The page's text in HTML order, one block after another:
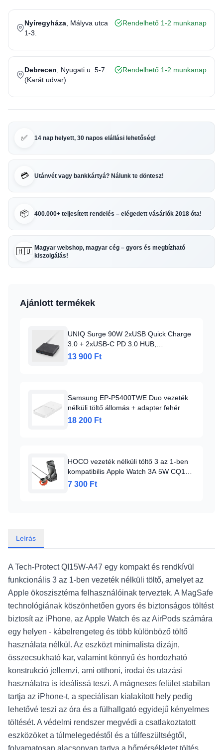
Nyíregyháza , Mályva utca
1-3.
Rendelhető 1-2 munkanap
Debrecen , Nyugati u. 5-7.
(Karát udvar)
Rendelhető 1-2 munkanap
✅ 14 nap helyett, 30 napos elállási lehetőség!
💳 Utánvét vagy bankkártyá? Nálunk te döntesz!
📦 400.000+ teljesített rendelés – elégedett vásárlók 2018 óta!
🇭🇺 Magyar webshop, magyar cég – gyors és megbízható
kiszolgálás!
Ajánlott termékek
UNIQ Surge 90W 2xUSB Quick Charge
3.0 + 2xUSB-C PD 3.0 HUB,
töltőállomás szénfekete
13 900 Ft
Samsung EP-P5400TWE Duo vezeték
nélküli töltő állomás + adapter fehér
18 200 Ft
HOCO vezeték nélküli töltő 3 az 1-ben
kompatibilis Apple Watch 3A 5W CQ16A
fekete
7 300 Ft
Leírás
A Tech-Protect QI15W-A47 egy kompakt és rendkívül
funkcionális 3 az 1-ben vezeték nélküli töltő, amelyet az
Apple ökoszisztéma felhasználóinak terveztek. A MagSafe
technológiának köszönhetően gyors és biztonságos töltést
biztosít az iPhone, az Apple Watch és az AirPods számára
egy helyen - kábelrengeteg és több különböző töltő
használata nélkül. Az eszközt minimalista dizájn,
összecsukható kar, valamint könnyű és hordozható
konstrukció jellemzi, ami otthoni, irodai és utazási
használatra is ideálissá teszi. A mágneses felület stabilan
tartja az iPhone-t, a speciálisan kialakított hely pedig
lehetővé teszi az óra és a fülhallgató egyidejű kényelmes
töltését. A védelmi rendszer megvédi a csatlakoztatott
eszközöket a túlmelegedéstől és a túlfeszültségtől,
folyamatosan alacsonyan tartva a hőmérsékletet töltés